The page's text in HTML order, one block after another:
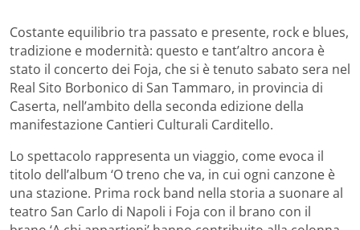
Costante equilibrio tra passato e presente, rock e blues,
tradizione e modernità: questo e tant’altro ancora è
stato il concerto dei Foja, che si è tenuto sabato sera nel
Real Sito Borbonico di San Tammaro, in provincia di
Caserta, nell’ambito della seconda edizione della
manifestazione Cantieri Culturali Carditello.
Lo spettacolo rappresenta un viaggio, come evoca il
titolo dell’album ‘O treno che va, in cui ogni canzone è
una stazione. Prima rock band nella storia a suonare al
teatro San Carlo di Napoli i Foja con il brano con il